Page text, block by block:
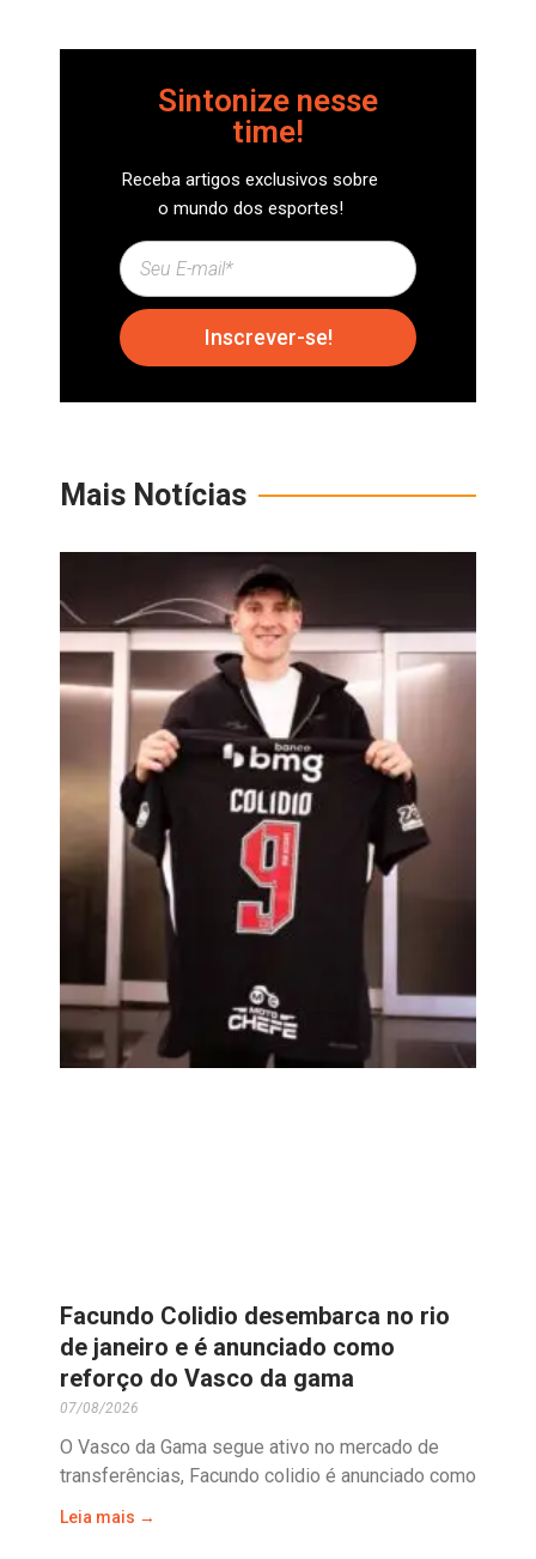
Sintonize nesse
time!
Receba artigos exclusivos sobre
o mundo dos esportes!
Inscrever-se!
Mais Notícias
Facundo Colidio desembarca no rio
de janeiro e é anunciado como
reforço do Vasco da gama
07/08/2026
O Vasco da Gama segue ativo no mercado de
transferências, Facundo colidio é anunciado como
Leia mais →